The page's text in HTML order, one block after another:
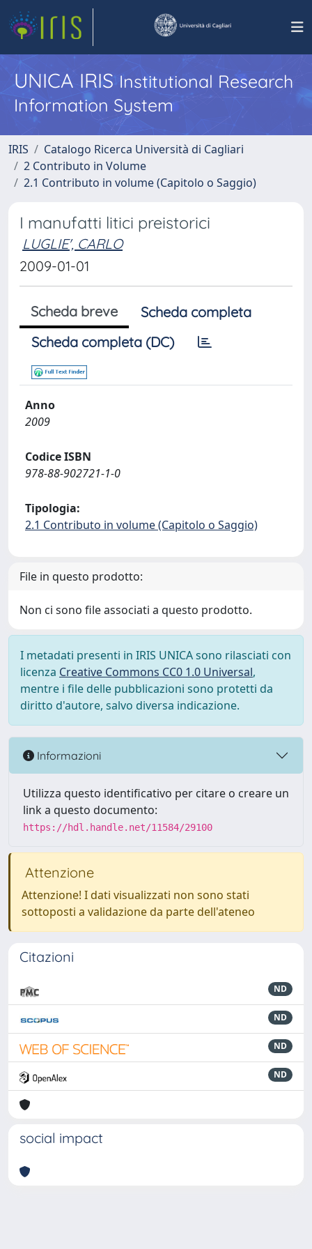
UNICA IRISInstitutional Research
Information System
IRIS
Catalogo Ricerca Università di Cagliari
2 Contributo in Volume
2.1 Contributo in volume (Capitolo o Saggio)
I manufatti litici preistorici
LUGLIE', CARLO
2009-01-01
Scheda breve
Scheda completa
Scheda completa (DC)
Anno
2009
Codice ISBN
978-88-902721-1-0
Tipologia:
2.1 Contributo in volume (Capitolo o Saggio)
File in questo prodotto:
Non ci sono file associati a questo prodotto.
I metadati presenti in IRIS UNICA sono rilasciati con
licenza Creative Commons CC0 1.0 Universal,
mentre i file delle pubblicazioni sono protetti da
diritto d'autore, salvo diversa indicazione.
Informazioni
Utilizza questo identificativo per citare o creare un
link a questo documento:
https://hdl.handle.net/11584/29100
Attenzione
Attenzione! I dati visualizzati non sono stati
sottoposti a validazione da parte dell'ateneo
Citazioni
ND
ND
ND
ND
social impact